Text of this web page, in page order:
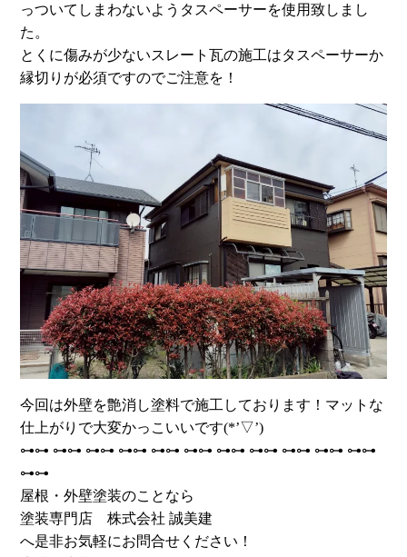
っついてしまわないようタスペーサーを使用致しまし
た。
とくに傷みが少ないスレート瓦の施工はタスペーサーか
縁切りが必須ですのでご注意を！
今回は外壁を艶消し塗料で施工しております！マットな
仕上がりで大変かっこいいです(*’▽’)
⊶⊶ ⊶⊶ ⊶⊶ ⊶⊶ ⊶⊶ ⊶⊶ ⊶⊶ ⊶⊶ ⊶⊶ ⊶⊶ ⊶⊶
⊶⊶
屋根・外壁塗装のことなら
塗装専門店 株式会社 誠美建
へ是非お気軽にお問合せください！